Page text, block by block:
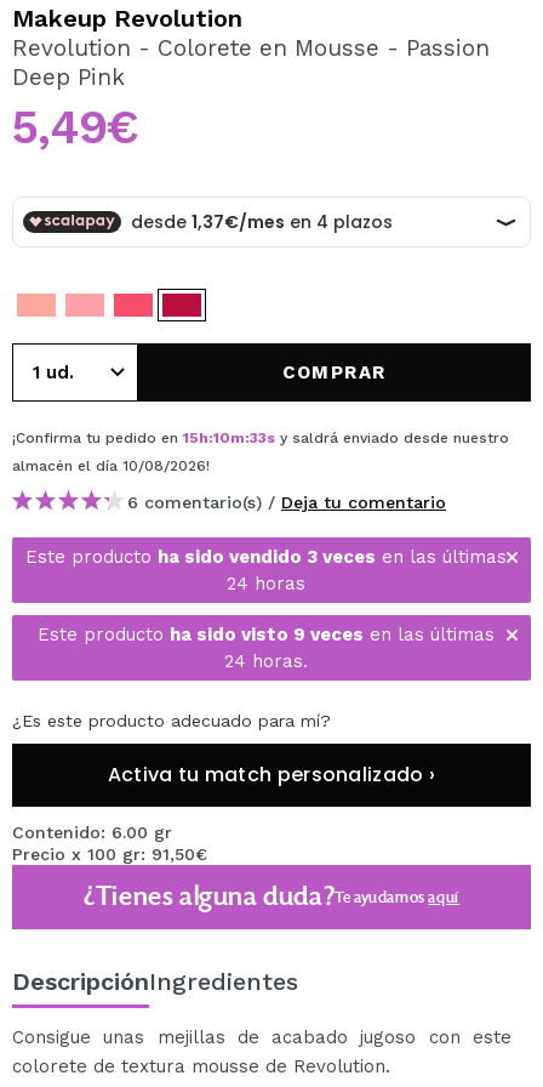
Al crear una cuenta en Maquillalia.com podrás realizar
tus compras rápidamente, revisar el estado de tus
Makeup Revolution
Revolution - Colorete en Mousse - Passion
Deep Pink
5,49€
COMPRAR
¡Confirma tu pedido en 15h:10m:33s y saldrá enviado desde nuestro
almacén el día 10/08/2026!
6 comentario(s) / Deja tu comentario
Este producto ha sido vendido 3 veces en las últimas
24 horas
Este producto ha sido visto 9 veces en las últimas
24 horas.
¿Es este producto adecuado para mí?
Activa tu match personalizado ›
Contenido: 6.00 gr
Precio x 100 gr: 91,50€
¿Tienes alguna duda?Te ayudamosaquí
DescripciónIngredientes
Consigue unas mejillas de acabado jugoso con este
colorete de textura mousse de Revolution.